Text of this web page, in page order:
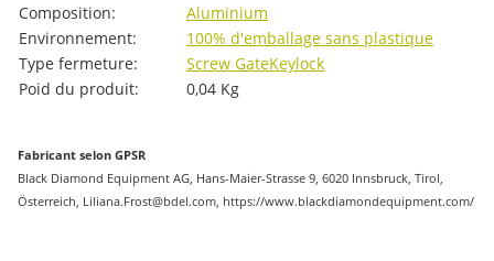
Composition:
Aluminium
Environnement:
100% d'emballage sans plastique
Type fermeture:
Screw GateKeylock
Poid du produit:
0,04 Kg
Fabricant selon GPSR
Black Diamond Equipment AG, Hans-Maier-Strasse 9, 6020 Innsbruck, Tirol,
Österreich, Liliana.Frost@bdel.com, https://www.blackdiamondequipment.com/